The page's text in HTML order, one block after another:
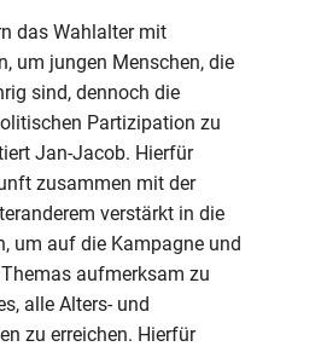
das Wahlalter mit
um jungen Menschen, die
sind, dennoch die
Partizipation zu
Jan-Jacob. Hierfür
zusammen mit der
verstärkt in die
um auf die Kampagne und
aufmerksam zu
alle Alters- und
zu erreichen. Hierfür